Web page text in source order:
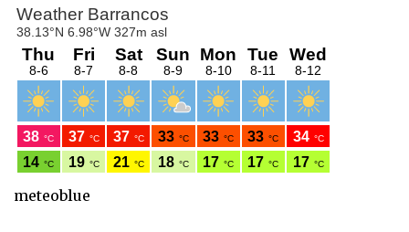
meteoblue